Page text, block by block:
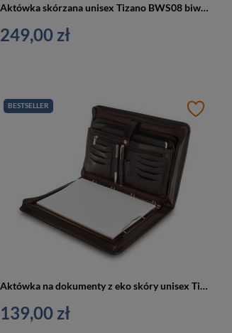
Aktówka skórzana unisex Tizano BWS08 biwuar na dokumenty mała A5 brązowa
249,00 zł
BESTSELLER
Aktówka na dokumenty z eko skóry unisex Tizano BW11 biwuar A4 czekoladowa
139,00 zł